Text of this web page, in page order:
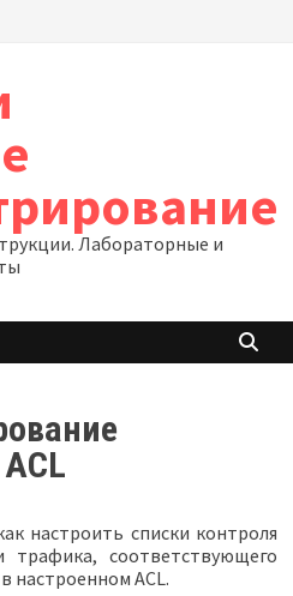
Лабораторные и
настроить списки контроля
трафика, соответствующего
настроенном ACL.